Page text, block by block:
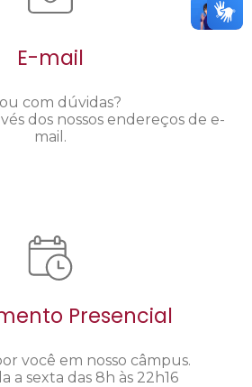
E-mail
com dúvidas?
dos nossos endereços de e-
mail.
Presencial
você em nosso câmpus.
a sexta das 8h às 22h16